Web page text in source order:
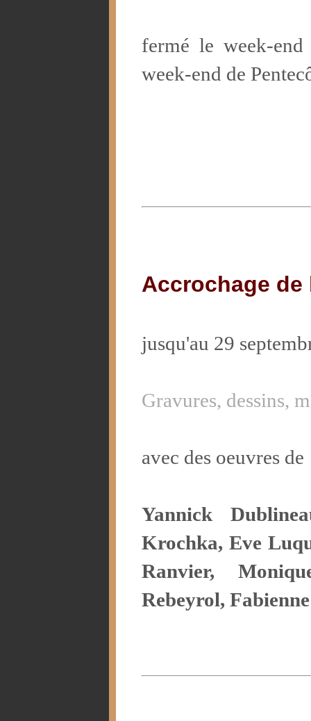
fermé le week-
week-end de
Accrochage de
jusqu'au 29
Gravures, dessins,
avec des oeuvres de
Yannick
Krochka, Eve
Ranvier,
Rebeyrol,